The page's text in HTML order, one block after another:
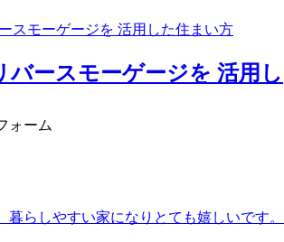
バースモーゲージを 活用し
ォーム